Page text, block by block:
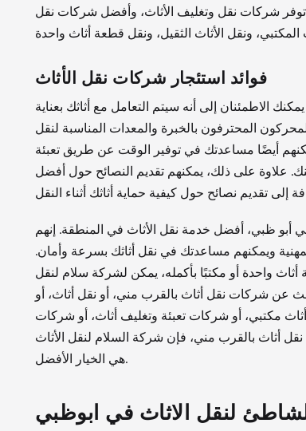
توفر شركات نقل وتغليف الأثاث، وأفضل شركات نقل
فوائد استئجار شركات نقل الأثاث
الاطمئنان إلى أنه سيتم التعامل مع أثاثك بعناية
المحترفون بالخبرة والمعدات المناسبة لنقل
يمكنهم أيضًا مساعدتك في توفير الوقت عن طريق تعبئة
علاوة على ذلك، يمكنهم تقديم النصائح حول أفضل
أبو ظبي، أفضل خدمة نقل الأثاث في المنطقة. إنهم
ويمكنهم مساعدتك في نقل أثاثك بسرعة وأمان.
واحدة أو مكتبًا بأكمله، يمكن لشركة سلام لنقل
عن شركات نقل أثاث بالقرب مني، أو نقل أثاث، أو
مكتبي، أو شركات تعبئة وتغليف أثاث، أو شركات
أثاث بالقرب مني، فإن شركة السلام لنقل الأثاث
هي الخيار الأفضل.
لنقل الاثاث في ابوظبي